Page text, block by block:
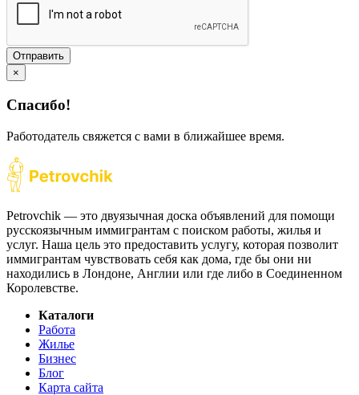
Отправить
×
Спасибо!
Работодатель свяжется с вами в ближайшее время.
Petrovchik — это двуязычная доска объявлений для помощи
русскоязычным иммигрантам с поиском работы, жилья и
услуг. Наша цель это предоставить услугу, которая позволит
иммигрантам чувствовать себя как дома, где бы они ни
находились в Лондоне, Англии или где либо в Соединенном
Королевстве.
Каталоги
Работа
Жилье
Бизнес
Блог
Карта сайта